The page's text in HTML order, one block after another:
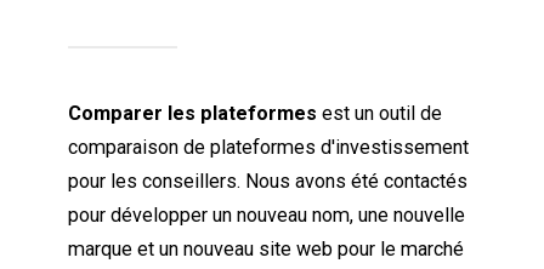
Comparer les plateformes est un outil de
comparaison de plateformes d'investissement
pour les conseillers. Nous avons été contactés
pour développer un nouveau nom, une nouvelle
marque et un nouveau site web pour le marché